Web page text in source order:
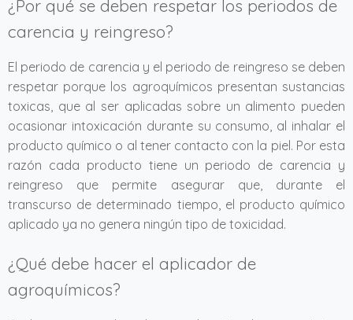
¿Por qué se deben respetar los periodos de
carencia y reingreso?
El periodo de carencia y el periodo de reingreso se deben
respetar porque los agroquímicos presentan sustancias
toxicas, que al ser aplicadas sobre un alimento pueden
ocasionar intoxicación durante su consumo, al inhalar el
producto químico o al tener contacto con la piel. Por esta
razón cada producto tiene un periodo de carencia y
reingreso que permite asegurar que, durante el
transcurso de determinado tiempo, el producto químico
aplicado ya no genera ningún tipo de toxicidad.
¿Qué debe hacer el aplicador de
agroquímicos?